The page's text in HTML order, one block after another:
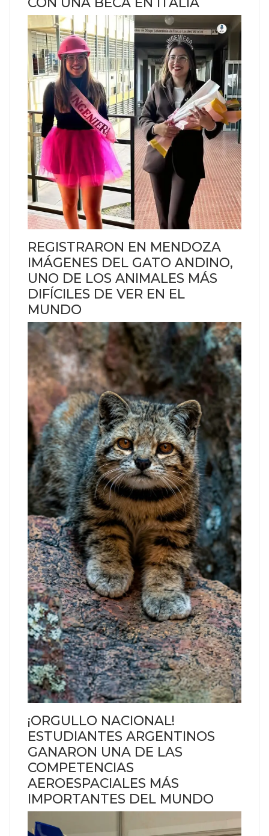
REGISTRARON EN MENDOZA
IMÁGENES DEL GATO ANDINO,
UNO DE LOS ANIMALES MÁS
DIFÍCILES DE VER EN EL
MUNDO
¡ORGULLO NACIONAL!
ESTUDIANTES ARGENTINOS
GANARON UNA DE LAS
COMPETENCIAS
AEROESPACIALES MÁS
IMPORTANTES DEL MUNDO